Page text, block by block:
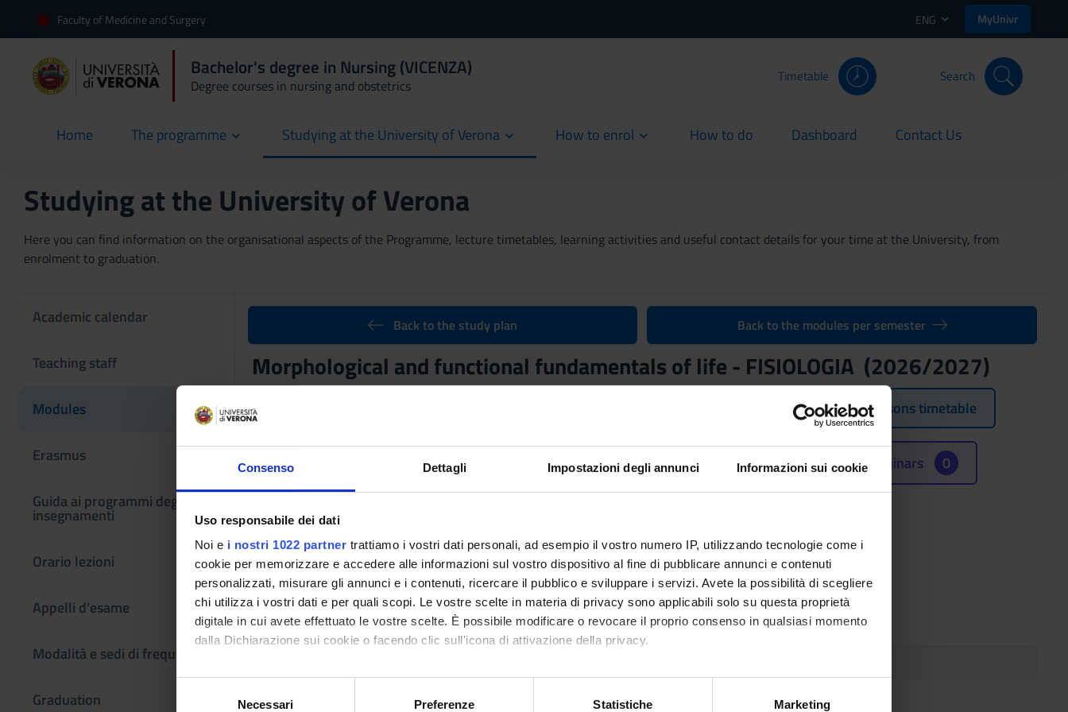
Consenso Dettagli Impostazioni degli annunci Informazioni sui cookie
Uso responsabile dei dati
Noi e i nostri 1022 partner trattiamo i vostri dati personali, ad esempio il vostro numero IP, utilizzando tecnologie come i
cookie per memorizzare e accedere alle informazioni sul vostro dispositivo al fine di pubblicare annunci e contenuti
personalizzati, misurare gli annunci e i contenuti, ricercare il pubblico e sviluppare i servizi. Avete la possibilità di scegliere
chi utilizza i vostri dati e per quali scopi. Le vostre scelte in materia di privacy sono applicabili solo su questa proprietà
digitale in cui avete effettuato le vostre scelte. È possibile modificare o revocare il proprio consenso in qualsiasi momento
dalla Dichiarazione sui cookie o facendo clic sull'icona di attivazione della privacy.
Con il tuo consenso, vorremmo anche:
raccogliere informazioni sulla tua posizione geografica, con un'approssimazione di qualche metro,
Necessari Preferenze Statistiche Marketing
Faculty of Medicine and Surgery ENG MyUnivr
Bachelor's degree in Nursing (VICENZA)
Degree courses in nursing and obstetrics
Timetable Search
Home
current The programme Studying at the University of Verona How to enrol How to do
current Dashboard
current Contact Us
current
Studying at the University of Verona
Here you can find information on the organisational aspects of the Programme, lecture timetables, learning activities and useful contact details for your time at the University, from
enrolment to graduation.
Academic calendar
Teaching staff
Modules
Erasmus
Guida ai programmi degli
insegnamenti
Orario lezioni
Appelli d'esame
Modalità e sedi di frequenza
Graduation
Back to the study plan Back to the modules per semester
Morphological and functional fundamentals of life - FISIOLOGIA (2026/2027)
4S000039
Credits
3
Language
Italian
BIOS-06/A - Physiology
Period
1° e 2° semestre (corsi annuali) PROFESSIONI SANITARIE dal Oct 1, 2026 al Sep 30, 2027.
Courses Single
Not Authorized
Lessons timetable
Seminars 0